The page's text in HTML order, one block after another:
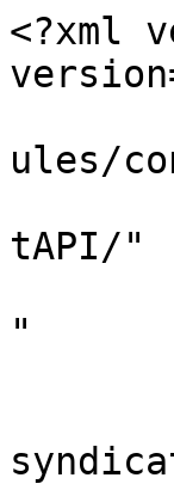
<?xml
ules/
tAPI/"
"